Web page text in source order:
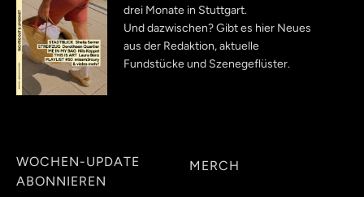
drei Monate in Stuttgart.
Und dazwischen? Gibt es hier Neues
aus der Redaktion, aktuelle
Fundstücke und Szenegeflüster.
WOCHEN-UPDATE
ABONNIEREN
MERCH